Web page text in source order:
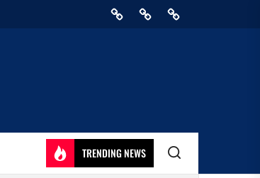
HomePrivacyAthirady
TRENDING NEWS